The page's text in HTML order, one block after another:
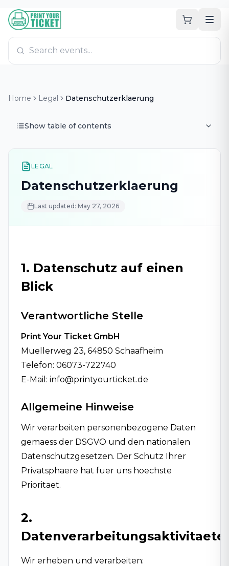
Zum Hauptinhalt
PrintYourTicket
Home Legal Datenschutzerklaerung
Show table of contents
LEGAL
Datenschutzerklaerung
Last updated: May 27, 2026
1. Datenschutz auf einen
Blick
Verantwortliche Stelle
Print Your Ticket GmbH
Muellerweg 23, 64850 Schaafheim
Telefon: 06073-722740
E-Mail: info@printyourticket.de
Allgemeine Hinweise
Wir verarbeiten personenbezogene Daten
gemaess der DSGVO und den nationalen
Datenschutzgesetzen. Der Schutz Ihrer
Privatsphaere hat fuer uns hoechste
Prioritaet.
2.
Wir erheben und verarbeiten: